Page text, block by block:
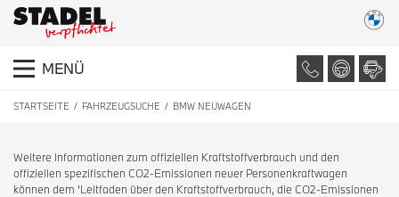
MENÜ
STARTSEITE FAHRZEUGSUCHE BMW NEUWAGEN
Weitere Informationen zum offiziellen Kraftstoffverbrauch und den
offiziellen spezifischen CO2-Emissionen neuer Personenkraftwagen
können dem 'Leitfaden über den Kraftstoffverbrauch, die CO2-Emissionen